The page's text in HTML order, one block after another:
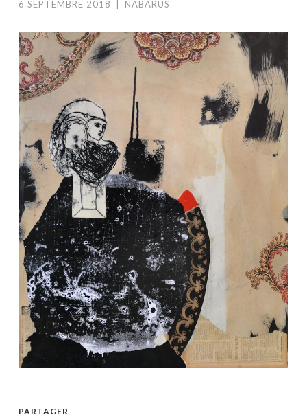
6 SEPTEMBRE 2018 NABARUS
PARTAGER